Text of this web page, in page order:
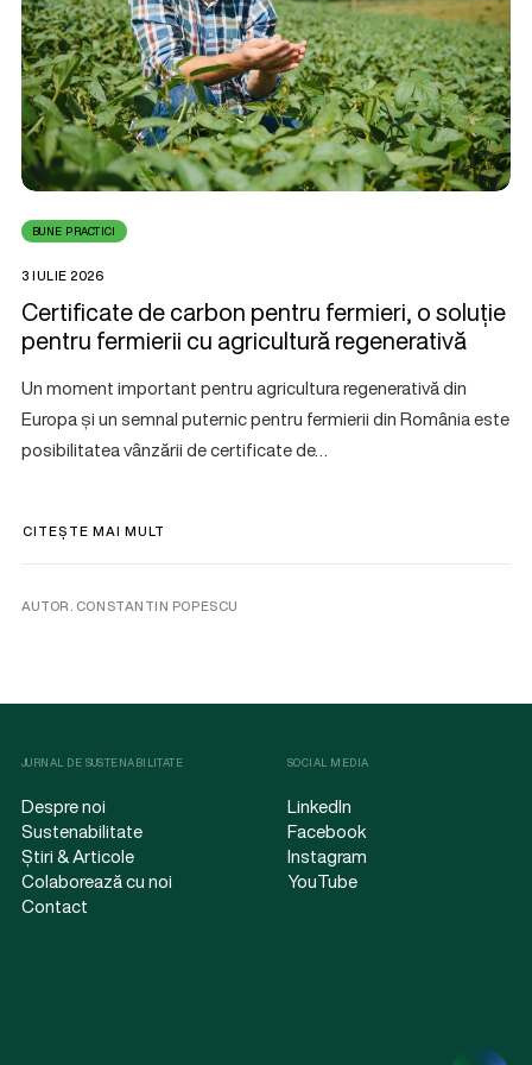
BUNE PRACTICI
3 IULIE 2026
Certificate de carbon pentru fermieri, o soluție
pentru fermierii cu agricultură regenerativă
Un moment important pentru agricultura regenerativă din
Europa și un semnal puternic pentru fermierii din România este
posibilitatea vânzării de certificate de…
CITEȘTE MAI MULT
AUTOR. CONSTANTIN POPESCU
JURNAL DE SUSTENABILITATE
Despre noi
Sustenabilitate
Știri & Articole
Colaborează cu noi
Contact
SOCIAL MEDIA
LinkedIn
Facebook
Instagram
YouTube